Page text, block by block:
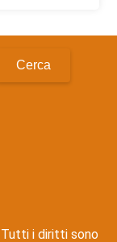
i diritti sono